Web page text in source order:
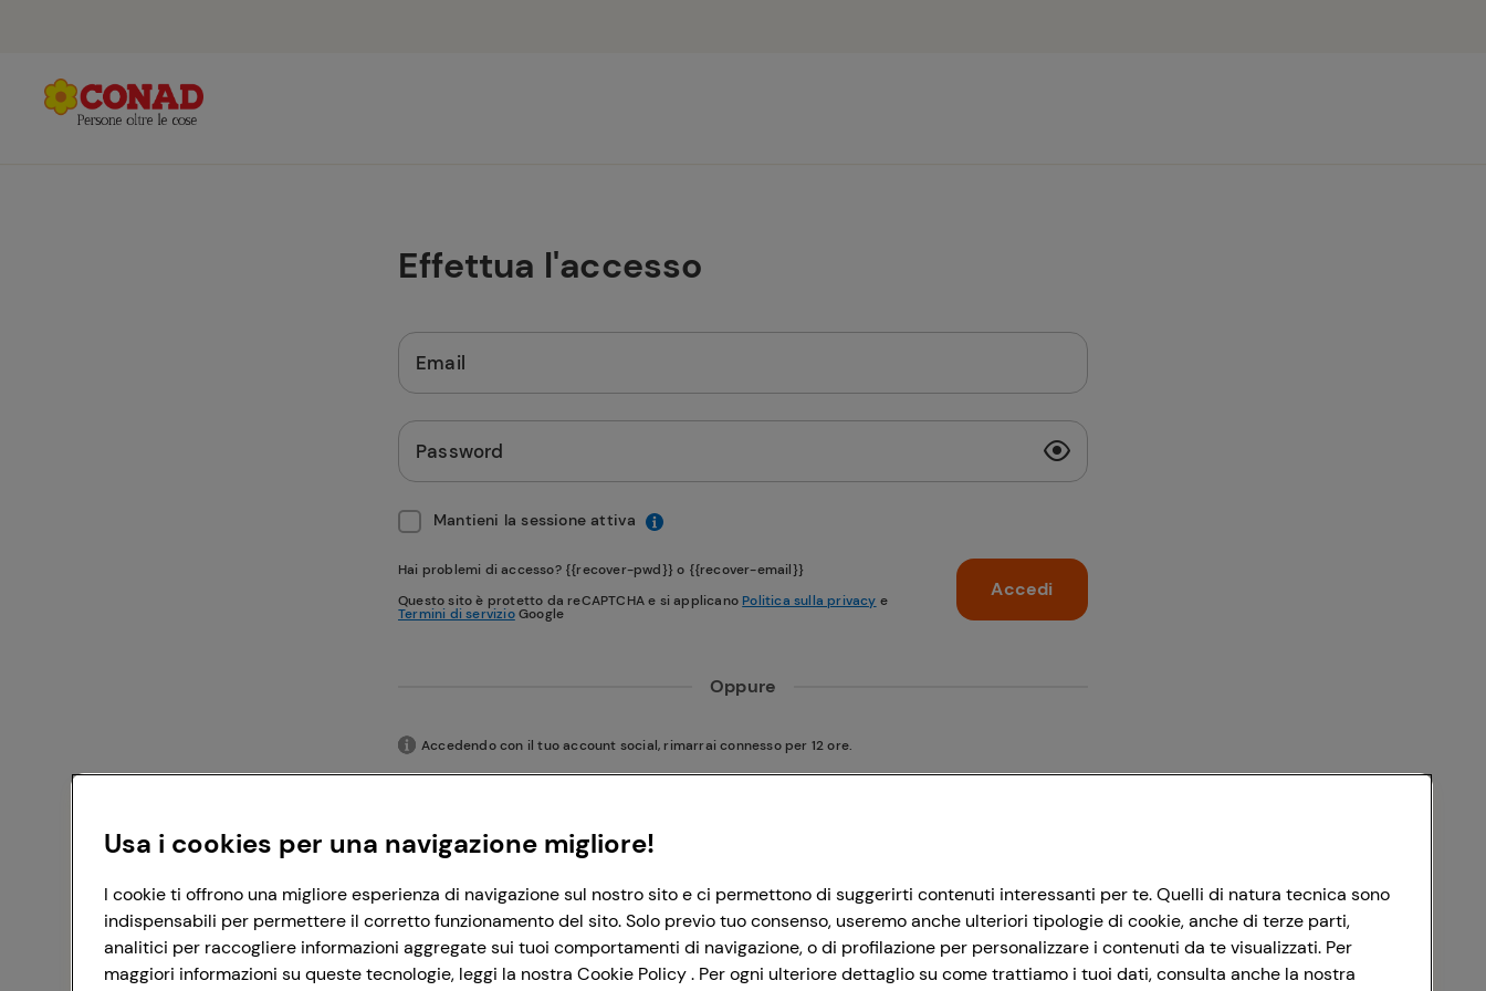
Effettua l'accesso
Email
Password
Mantieni la sessione attiva
Hai problemi di accesso? {{recover-pwd}} o {{recover-email}}
Questo sito è protetto da reCAPTCHA e si applicano Politica sulla privacy e
Termini di servizioGoogle
Accedi
Oppure
Accedendo con il tuo account social, rimarrai connesso per 12 ore.
Accedi con Facebook
Usa i cookies per una navigazione migliore!
I cookie ti offrono una migliore esperienza di navigazione sul nostro sito e ci permettono di suggerirti contenuti interessanti per te. Quelli di natura tecnica sono
indispensabili per permettere il corretto funzionamento del sito. Solo previo tuo consenso, useremo anche ulteriori tipologie di cookie, anche di terze parti,
analitici per raccogliere informazioni aggregate sui tuoi comportamenti di navigazione, o di profilazione per personalizzare i contenuti da te visualizzati. Per
maggiori informazioni su queste tecnologie, leggi la nostra Cookie Policy . Per ogni ulteriore dettaglio su come trattiamo i tuoi dati, consulta anche la nostra